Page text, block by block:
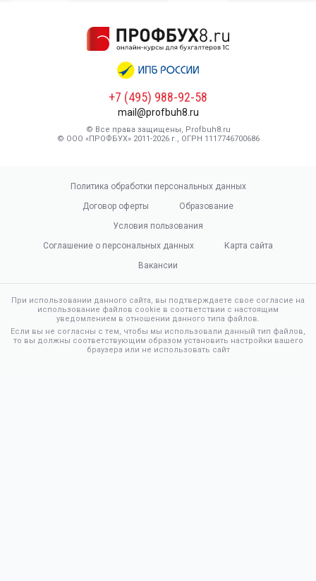
+7 (495) 988-92-58
mail@profbuh8.ru
© Все права защищены, Profbuh8.ru
© ООО «ПРОФБУХ» 2011-2026 г., ОГРН 1117746700686
Политика обработки персональных данных
Договор оферты
Образование
Условия пользования
Соглашение о персональных данных
Карта сайта
Вакансии
При использовании данного сайта, вы подтверждаете свое согласие на
использование файлов cookie в соответствии с настоящим
уведомлением в отношении данного типа файлов.
Если вы не согласны с тем, чтобы мы использовали данный тип файлов,
то вы должны соответствующим образом установить настройки вашего
браузера или не использовать сайт